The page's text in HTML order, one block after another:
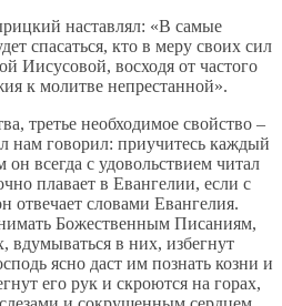
наставлял: «В самые
спасаться, кто в меру своих сил
Иисусовой, восходя от частого
к молитве непрестанной».
третье необходимое свойство –
нам говорил: приучитесь каждый
всегда с удовольствием читал
плавает в Евангелии, если с
отвечает словами Евангелия.
Божественным Писаниям,
вдумываться в них, избегнут
ясно даст им познать козни и
его рук и скроются на горах,